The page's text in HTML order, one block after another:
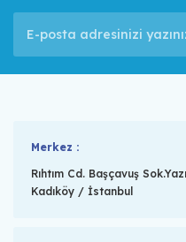
Merkez :
Rıhtım Cd. Başçavuş
Kadıköy / İstanbul